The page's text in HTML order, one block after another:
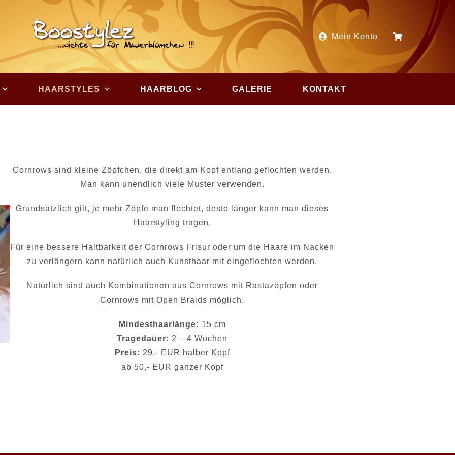
Mein Konto
HAARSTYLES HAARBLOG GALERIE KONTAKT
Cornrows sind kleine Zöpfchen, die direkt am Kopf entlang geflochten werden.
Man kann unendlich viele Muster verwenden.
Grundsätzlich gilt, je mehr Zöpfe man flechtet, desto länger kann man dieses
Haarstyling tragen.
Für eine bessere Haltbarkeit der Cornrows Frisur oder um die Haare im Nacken
zu verlängern kann natürlich auch Kunsthaar mit eingeflochten werden.
Natürlich sind auch Kombinationen aus Cornrows mit Rastazöpfen oder
Cornrows mit Open Braids möglich.
Mindesthaarlänge: 15 cm
Tragedauer: 2 – 4 Wochen
Preis: 29,- EUR halber Kopf
ab 50,- EUR ganzer Kopf